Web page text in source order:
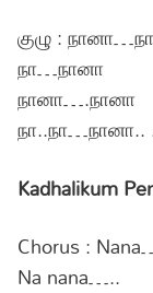
குழு :
நா…நானா
நானா….நானா
நா..நா…நானா..
Kadhalikum
Chorus :
Na nana…..